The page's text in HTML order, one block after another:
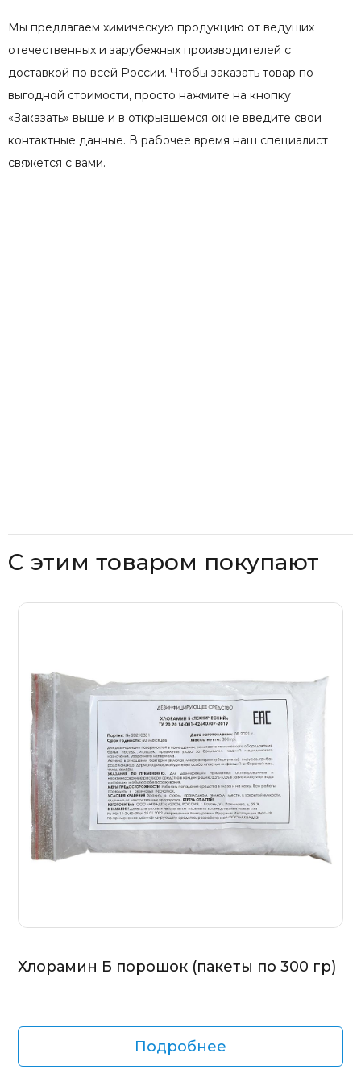
Мы предлагаем химическую продукцию от ведущих
отечественных и зарубежных производителей с
доставкой по всей России. Чтобы заказать товар по
выгодной стоимости, просто нажмите на кнопку
«Заказать» выше и в открывшемся окне введите свои
контактные данные. В рабочее время наш специалист
свяжется с вами.
С этим товаром покупают
Хлорамин Б порошок (пакеты по 300 гр)
Подробнее